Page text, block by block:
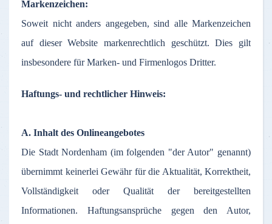
Markenzeichen:
Soweit nicht anders angegeben, sind alle Markenzeichen
auf dieserWebsitemarkenrechtlich geschützt. Dies gilt
insbesondere für Marken- und Firmenlogos Dritter.
Haftungs- und rechtlicher Hinweis:
A. Inhalt des Onlineangebotes
Die Stadt Nordenham (im folgenden "der Autor" genannt)
übernimmt keinerlei Gewähr fürdie Aktualität, Korrektheit,
Vollständigkeit
oder Qualität der
bereitgestellten
Informationen. Haftungsansprüche gegen den Autor,